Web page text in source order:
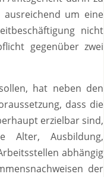
um eine
nicht
gegenüber zwei
hat neben den
dass die
erzielbar sind,
Alter, Ausbildung,
abhängig
der